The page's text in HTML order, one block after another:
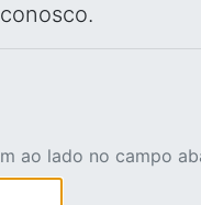
ao lado no campo